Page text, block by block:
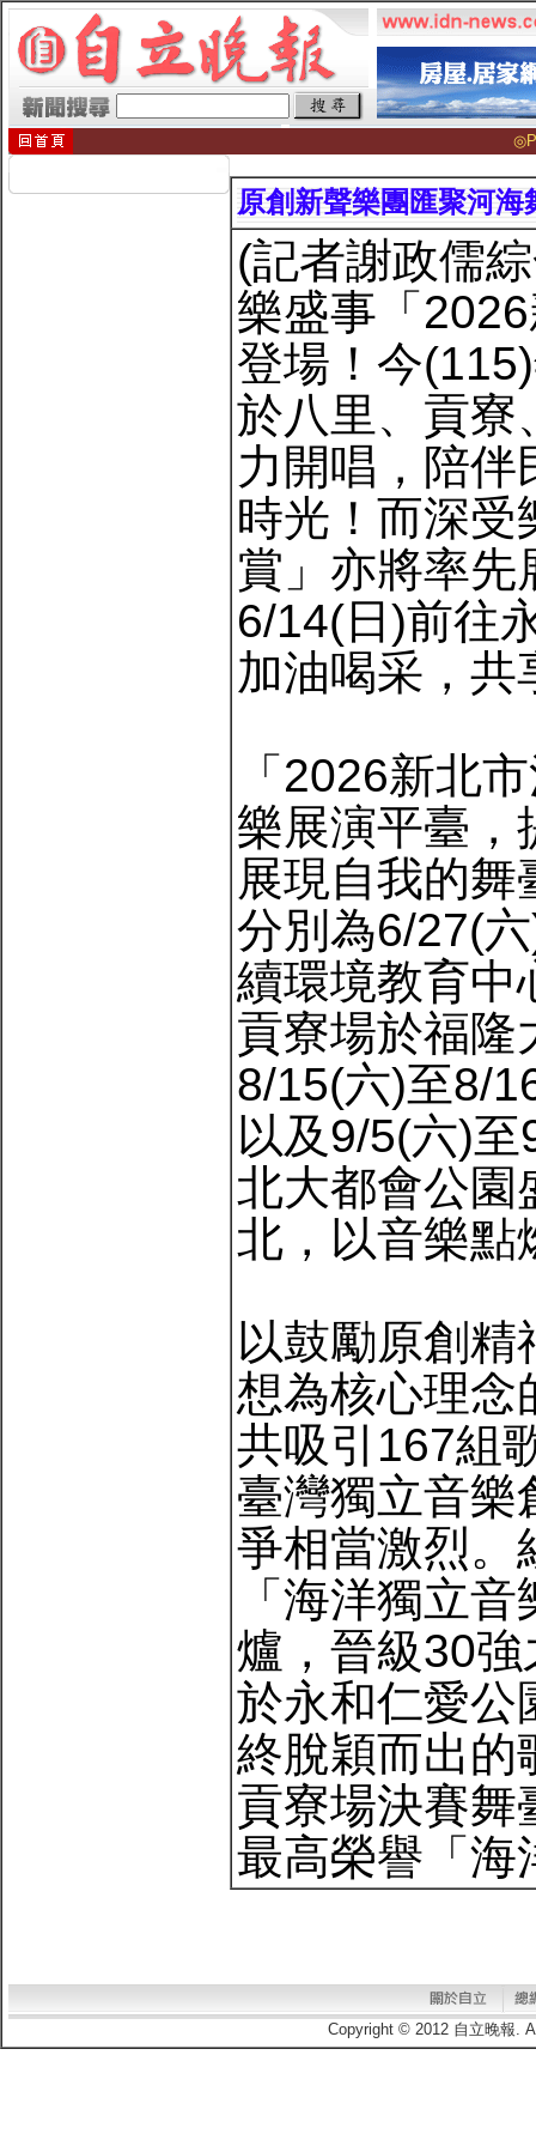
原創新聲樂團匯聚河
(記者謝政儒
樂盛事「
登場！今
於八里、貢寮
力開唱，陪伴
時光！而深受
賞」亦將率先
6/14(日)前往
加油喝采，共
「2026新北
樂展演平臺，
展現自我的
分別為6/27(
續環境教育中
貢寮場於福隆
8/15(六)至8/
以及9/5(六)
北大都會公園
北，以音樂點
以鼓勵原創精
想為核心理念
共吸引167組
臺灣獨立音樂
爭相當激烈。
「海洋獨立
爐，晉級30
於永和仁愛公
終脫穎而出的
貢寮場決賽舞
最高榮譽「海
Copyright © 2012 自立晚報.